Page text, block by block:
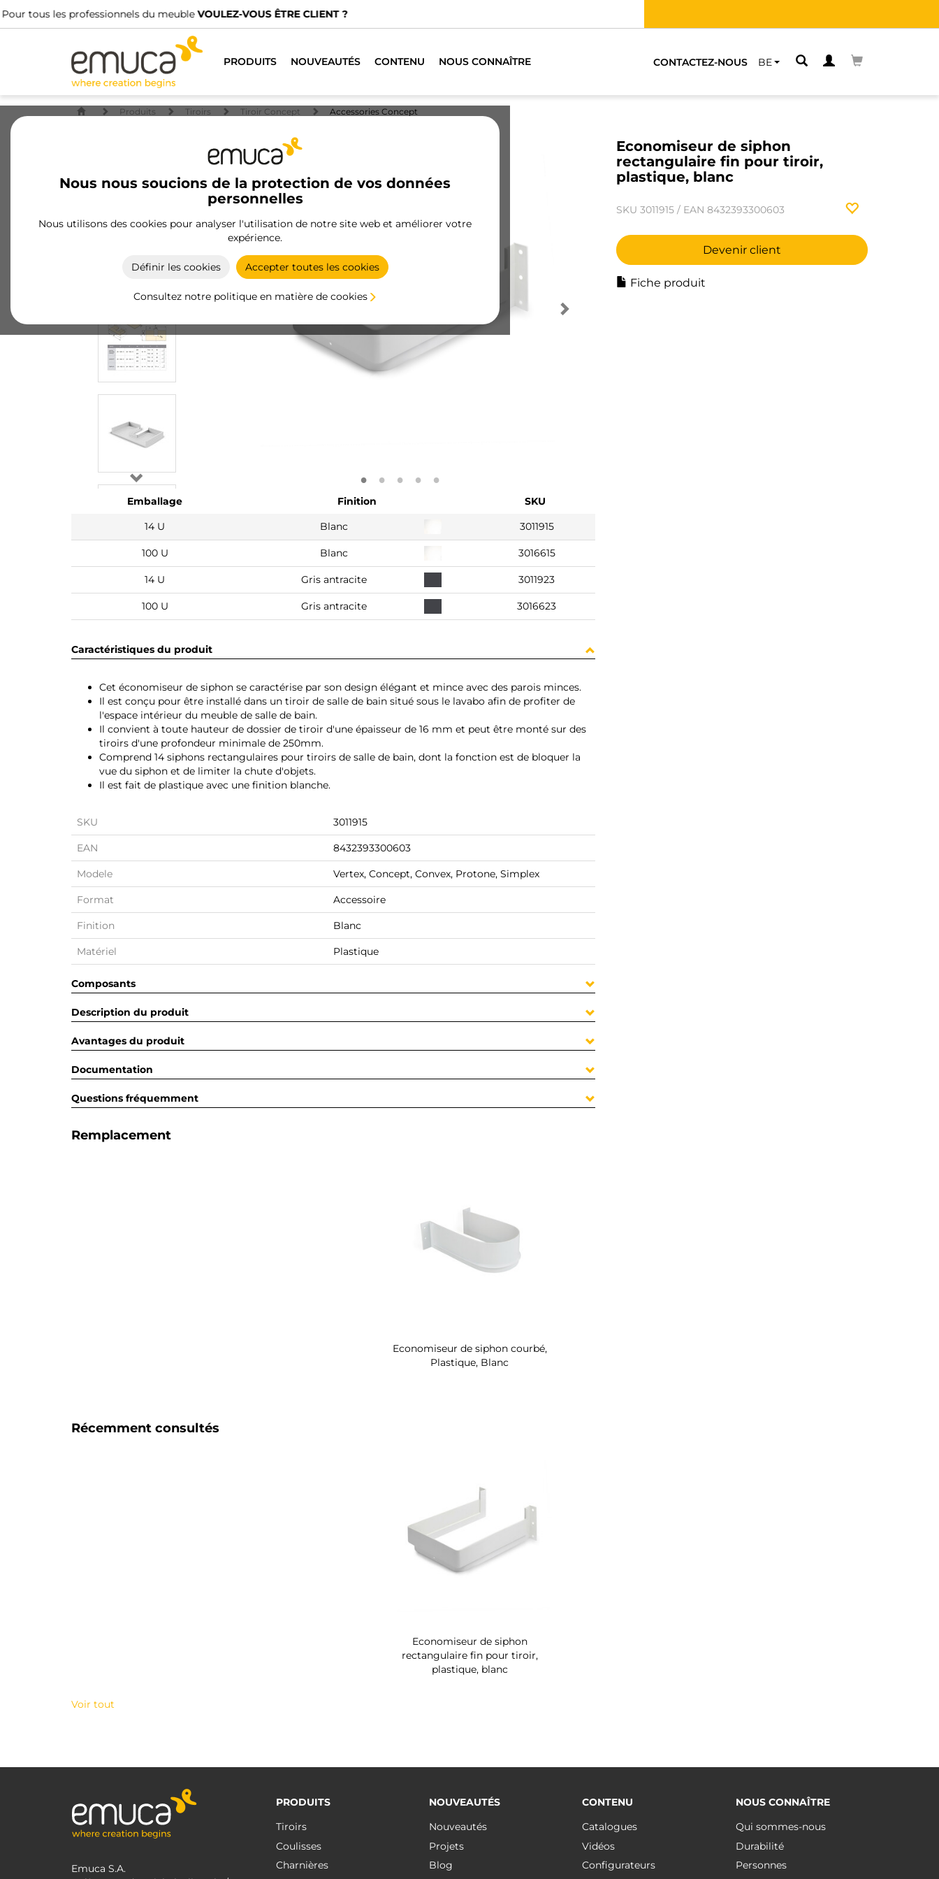
Nous avons des distributeurs spécialisés.
PRODUITS NOUVEAUTÉS CONTENU NOUS CONNAÎTRE CONTACTEZ-NOUS BE
Nous nous soucions de la protection de vos données
personnelles
Nous utilisons des cookies pour analyser l'utilisation de notre site web et améliorer votre
expérience.
Définir les cookies Accepter toutes les cookies
Consultez notre politique en matière de cookies
Produits Tiroirs Tiroir Concept Accessories Concept
Economiseur de siphon
rectangulaire fin pour tiroir,
plastique, blanc
SKU 3011915 / EAN 8432393300603
Devenir client
Fiche produit
Emballage Finition
SKU
14 U
Blanc 3011915
100 U Blanc 3016615
14 U Gris antracite 3011923
100 U Gris antracite 3016623
Caractéristiques du produit
Cet économiseur de siphon se caractérise par son design élégant et mince avec des parois minces.
Il est conçu pour être installé dans un tiroir de salle de bain situé sous le lavabo afin de profiter de
l'espace intérieur du meuble de salle de bain.
Il convient à toute hauteur de dossier de tiroir d'une épaisseur de 16 mm et peut être monté sur des
tiroirs d'une profondeur minimale de 250mm.
Comprend 14 siphons rectangulaires pour tiroirs de salle de bain, dont la fonction est de bloquer la
vue du siphon et de limiter la chute d'objets.
Il est fait de plastique avec une finition blanche.
SKU 3011915
EAN 8432393300603
Modele Vertex, Concept, Convex, Protone, Simplex
Format Accessoire
Finition Blanc
Matériel Plastique
Composants
Description du produit
Avantages du produit
Documentation
Questions fréquemment
Remplacement
Economiseur de siphon courbé,
Plastique, Blanc
Récemment consultés
Economiseur de siphon
rectangulaire fin pour tiroir,
plastique, blanc
Voir tout
Emuca S.A.
PRODUITS
Tiroirs
Coulisses
Charnières
NOUVEAUTÉS
Nouveautés
Projets
Blog
CONTENU
Catalogues
Vidéos
Configurateurs
NOUS CONNAÎTRE
Qui sommes-nous
Durabilité
Personnes